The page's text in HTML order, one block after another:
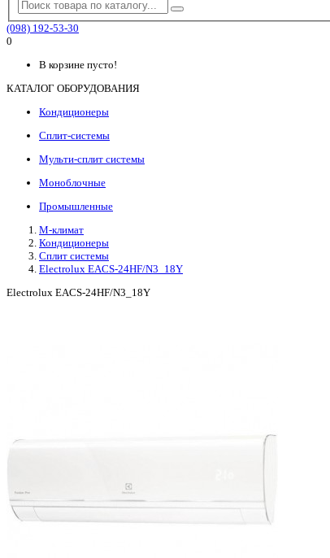
(098) 192-53-30
0
В корзине пусто!
КАТАЛОГ ОБОРУДОВАНИЯ
Кондиционеры
Сплит-системы
Мульти-сплит системы
Моноблочные
Промышленные
М-климат
Кондиционеры
Сплит системы
Electrolux EACS-24HF/N3_18Y
Electrolux EACS-24HF/N3_18Y